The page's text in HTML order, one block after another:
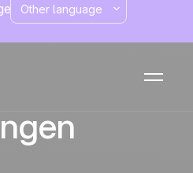
Stille
die